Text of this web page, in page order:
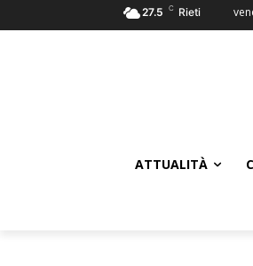
27.5 C Rieti
ATTUALITÀ